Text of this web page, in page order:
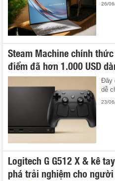
26/
Steam Machine chính
điểm đã hơn 1.000 USD
Đây
dễ
23/
Logitech G G512 X & kê
phá trải nghiệm cho